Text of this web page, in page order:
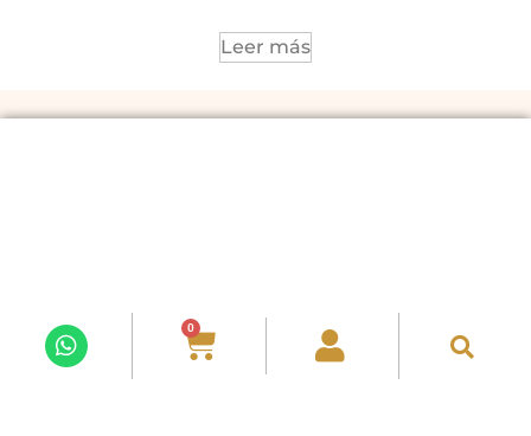
0
Leer más
SÍGUENOS EN REDES